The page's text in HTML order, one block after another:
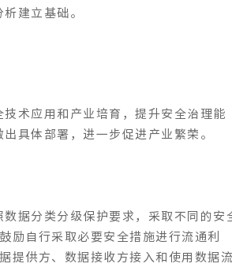
建立基础。
术应用和产业培育，提升安全治理能
具体部署，进一步促进产业繁荣。
据分类分级保护要求，采取不同的安
励自行采取必要安全措施进行流通利
提供方、数据接收方接入和使用数据流